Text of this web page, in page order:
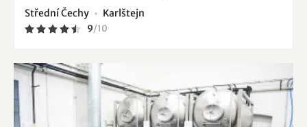
Střední Čechy Karlštejn
9/10